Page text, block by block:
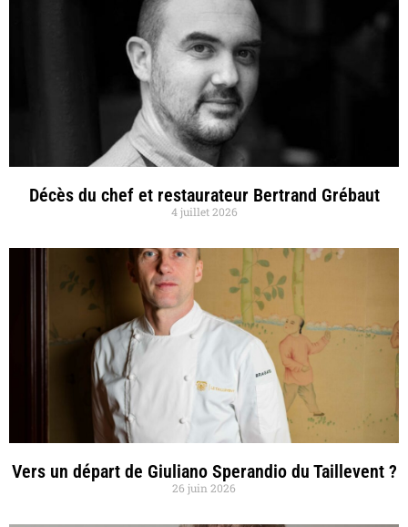
Décès du chef et restaurateur Bertrand Grébaut
4 juillet 2026
Vers un départ de Giuliano Sperandio du Taillevent ?
26 juin 2026